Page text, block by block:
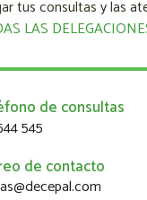
tus consultas y las
LAS
de consultas
545
de contacto